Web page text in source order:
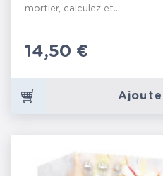
mortier, calculez et...
Prix
14,50 €